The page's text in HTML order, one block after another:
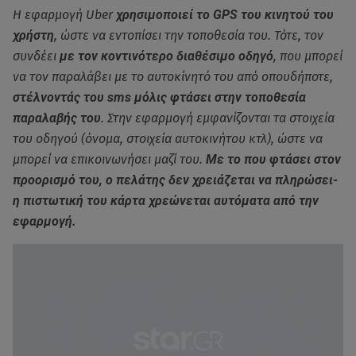
Η εφαρμογή Uber χρησιμοποιεί το GPS του κινητού του
χρήστη, ώστε να εντοπίσει την τοποθεσία του. Τότε, τον
συνδέει με τον κοντινότερο διαθέσιμο οδηγό, που μπορεί
να τον παραλάβει με το αυτοκίνητό του από οπουδήποτε,
στέλνοντάς του sms μόλις φτάσει στην τοποθεσία
παραλαβής του. Στην εφαρμογή εμφανίζονται τα στοιχεία
του οδηγού (όνομα, στοιχεία αυτοκινήτου κτλ), ώστε να
μπορεί να επικοινωνήσει μαζί του. Με το που φτάσει στον
προορισμό του, ο πελάτης δεν χρειάζεται να πληρώσει-
η πιστωτική του κάρτα χρεώνεται αυτόματα από την
εφαρμογή.